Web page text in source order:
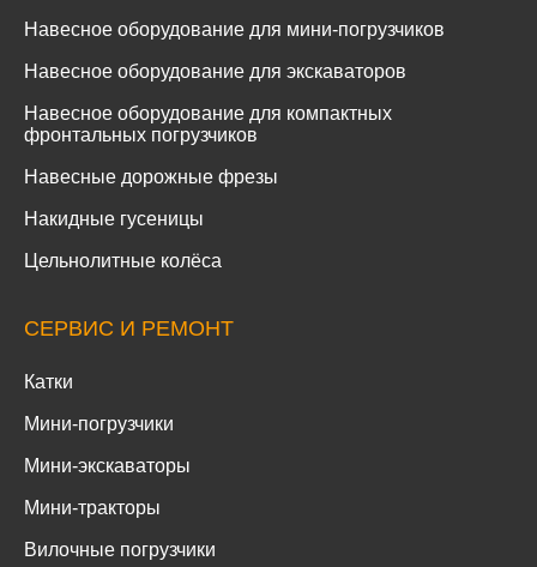
Навесное оборудование для мини-погрузчиков
Навесное оборудование для экскаваторов
Навесное оборудование для компактных
фронтальных погрузчиков
Навесные дорожные фрезы
Накидные гусеницы
Цельнолитные колёса
СЕРВИС И РЕМОНТ
Катки
Мини-погрузчики
Мини-экскаваторы
Мини-тракторы
Вилочные погрузчики